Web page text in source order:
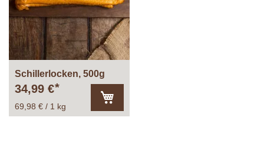
Schillerlocken, 500g
34,99 €
69,98 € / 1 kg
den